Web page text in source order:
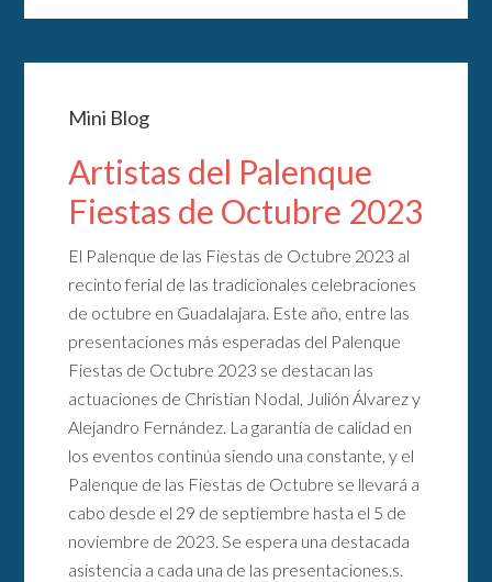
Mini Blog
Artistas del Palenque
Fiestas de Octubre 2023
El Palenque de las Fiestas de Octubre 2023 al
recinto ferial de las tradicionales celebraciones
de octubre en Guadalajara. Este año, entre las
presentaciones más esperadas del Palenque
Fiestas de Octubre 2023 se destacan las
actuaciones de Christian Nodal, Julión Álvarez y
Alejandro Fernández. La garantía de calidad en
los eventos continúa siendo una constante, y el
Palenque de las Fiestas de Octubre se llevará a
cabo desde el 29 de septiembre hasta el 5 de
noviembre de 2023. Se espera una destacada
asistencia a cada una de las presentaciones.s.